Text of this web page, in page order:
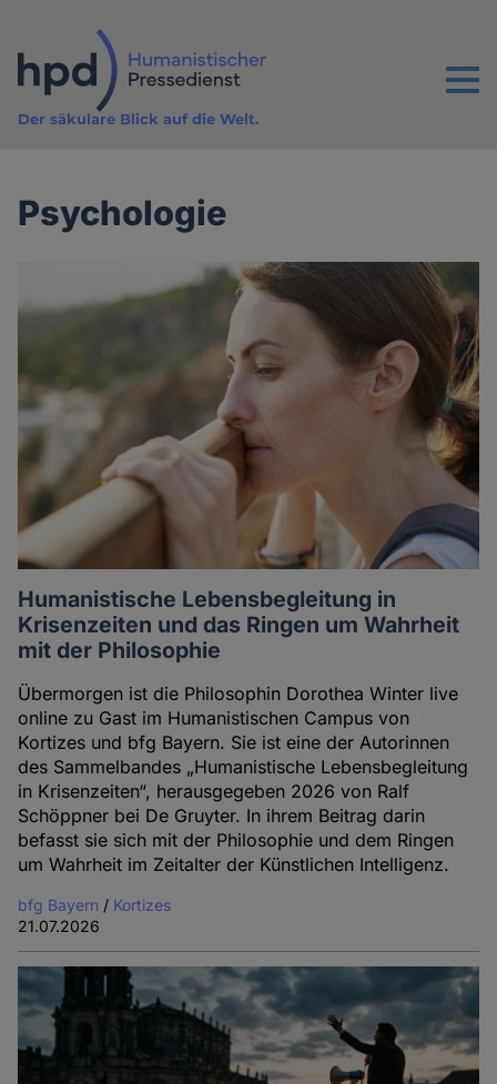
Inhalt
Menu
Der säkulare Blick auf die Welt.
Psychologie
Humanistische Lebensbegleitung in
Krisenzeiten und das Ringen um Wahrheit
mit der Philosophie
Übermorgen ist die Philosophin Dorothea Winter live
online zu Gast im Humanistischen Campus von
Kortizes und bfg Bayern. Sie ist eine der Autorinnen
des Sammelbandes „Humanistische Lebensbegleitung
in Krisenzeiten“, herausgegeben 2026 von Ralf
Schöppner bei De Gruyter. In ihrem Beitrag darin
befasst sie sich mit der Philosophie und dem Ringen
um Wahrheit im Zeitalter der Künstlichen Intelligenz.
bfg Bayern / Kortizes
21.07.2026